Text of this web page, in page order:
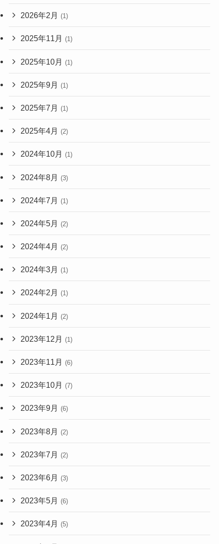
2026年2月 (1)
2025年11月 (1)
2025年10月 (1)
2025年9月 (1)
2025年7月 (1)
2025年4月 (2)
2024年10月 (1)
2024年8月 (3)
2024年7月 (1)
2024年5月 (2)
2024年4月 (2)
2024年3月 (1)
2024年2月 (1)
2024年1月 (2)
2023年12月 (1)
2023年11月 (6)
2023年10月 (7)
2023年9月 (6)
2023年8月 (2)
2023年7月 (2)
2023年6月 (3)
2023年5月 (6)
2023年4月 (5)